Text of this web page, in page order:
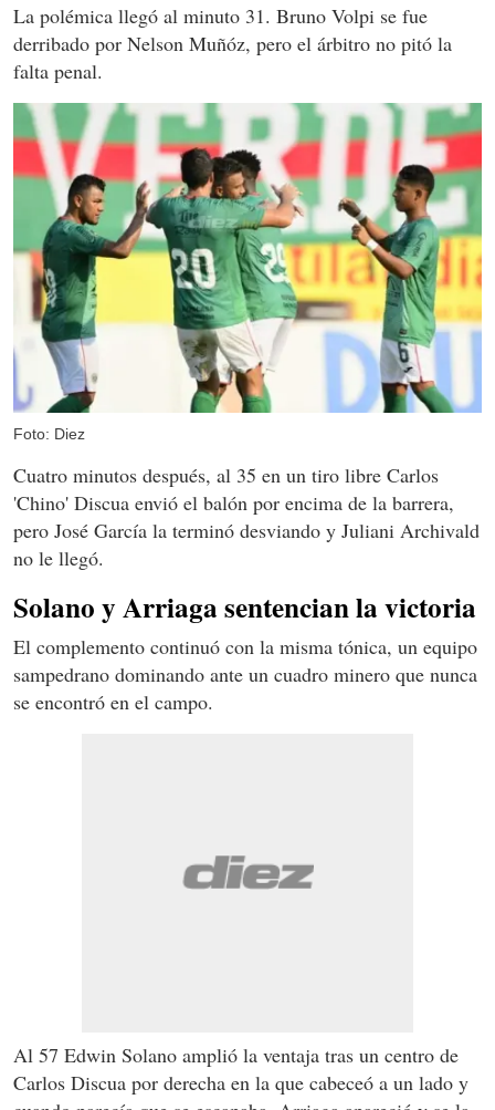
La polémica llegó al minuto 31. Bruno Volpi se fue
derribado por Nelson Muñóz, pero el árbitro no pitó la
falta penal.
Foto: Diez
Cuatro minutos después, al 35 en un tiro libre Carlos
'Chino' Discua envió el balón por encima de la barrera,
pero José García la terminó desviando y Juliani Archivald
no le llegó.
Solano y Arriaga sentencian la victoria
El complemento continuó con la misma tónica, un equipo
sampedrano dominando ante un cuadro minero que nunca
se encontró en el campo.
Al 57 Edwin Solano amplió la ventaja tras un centro de
Carlos Discua por derecha en la que cabeceó a un lado y